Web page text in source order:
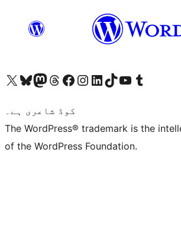
Visit our X (formerly Twitter) account
ہمارے بلیواسکائی اکاؤنٹ پر جائیں
Visit our Mastodon account
ہمارے ٹھریڈز اکاؤنٹ پر جائیں
Visit our Facebook page
Visit our Instagram account
Visit our LinkedIn account
ہمارے ٹک ٹاک اکاؤنٹ پر جائیں
Visit our YouTube channel
ہمارے ٹمبلر اکاؤنٹ پر جائیں
کوڈ شاعری ہے۔
The WordPress® trademark is the
of the WordPress Foundation.